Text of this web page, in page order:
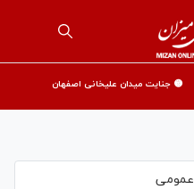
🟡 جنایت میدان علیخانی اصفهان
عمومی